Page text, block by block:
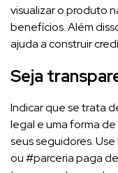
visualizar o produto
benefícios. Além
ajuda a construir
Seja
Indicar que se trata
legal e uma forma
seus seguidores.
ou #parceria paga